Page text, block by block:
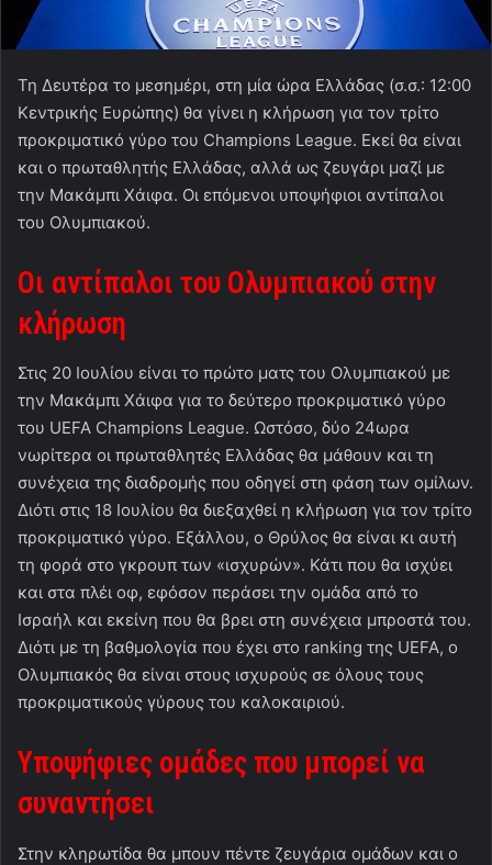
Τη Δευτέρα το μεσημέρι, στη μία ώρα Ελλάδας (σ.σ.: 12:00
Κεντρικής Ευρώπης) θα γίνει η κλήρωση για τον τρίτο
προκριματικό γύρο του Champions League. Εκεί θα είναι
και ο πρωταθλητής Ελλάδας, αλλά ως ζευγάρι μαζί με
την Μακάμπι Χάιφα. Οι επόμενοι υποψήφιοι αντίπαλοι
του Ολυμπιακού.
Οι αντίπαλοι του Ολυμπιακού στην
κλήρωση
Στις 20 Ιουλίου είναι το πρώτο ματς του Ολυμπιακού με
την Μακάμπι Χάιφα για το δεύτερο προκριματικό γύρο
του UEFA Champions League. Ωστόσο, δύο 24ωρα
νωρίτερα οι πρωταθλητές Ελλάδας θα μάθουν και τη
συνέχεια της διαδρομής που οδηγεί στη φάση των ομίλων.
Διότι στις 18 Ιουλίου θα διεξαχθεί η κλήρωση για τον τρίτο
προκριματικό γύρο. Εξάλλου, ο Θρύλος θα είναι κι αυτή
τη φορά στο γκρουπ των «ισχυρών». Κάτι που θα ισχύει
και στα πλέι οφ, εφόσον περάσει την ομάδα από το
Ισραήλ και εκείνη που θα βρει στη συνέχεια μπροστά του.
Διότι με τη βαθμολογία που έχει στο ranking της UEFA, ο
Ολυμπιακός θα είναι στους ισχυρούς σε όλους τους
προκριματικούς γύρους του καλοκαιριού.
Υποψήφιες ομάδες που μπορεί να
συναντήσει
Στην κληρωτίδα θα μπουν πέντε ζευγάρια ομάδων και ο